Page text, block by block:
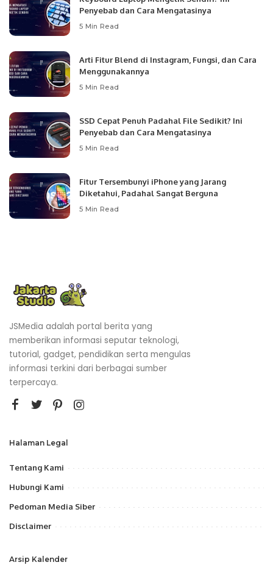
Penyebab dan Cara Mengatasinya
5 Min Read
Arti Fitur Blend di Instagram, Fungsi, dan Cara
Menggunakannya
5 Min Read
SSD Cepat Penuh Padahal File Sedikit? Ini
Penyebab dan Cara Mengatasinya
5 Min Read
Fitur Tersembunyi iPhone yang Jarang
Diketahui, Padahal Sangat Berguna
5 Min Read
JSMedia adalah portal berita yang
memberikan informasi seputar teknologi,
tutorial, gadget, pendidikan serta mengulas
informasi terkini dari berbagai sumber
terpercaya.
Halaman Legal
Tentang Kami
Hubungi Kami
Pedoman Media Siber
Disclaimer
Arsip Kalender